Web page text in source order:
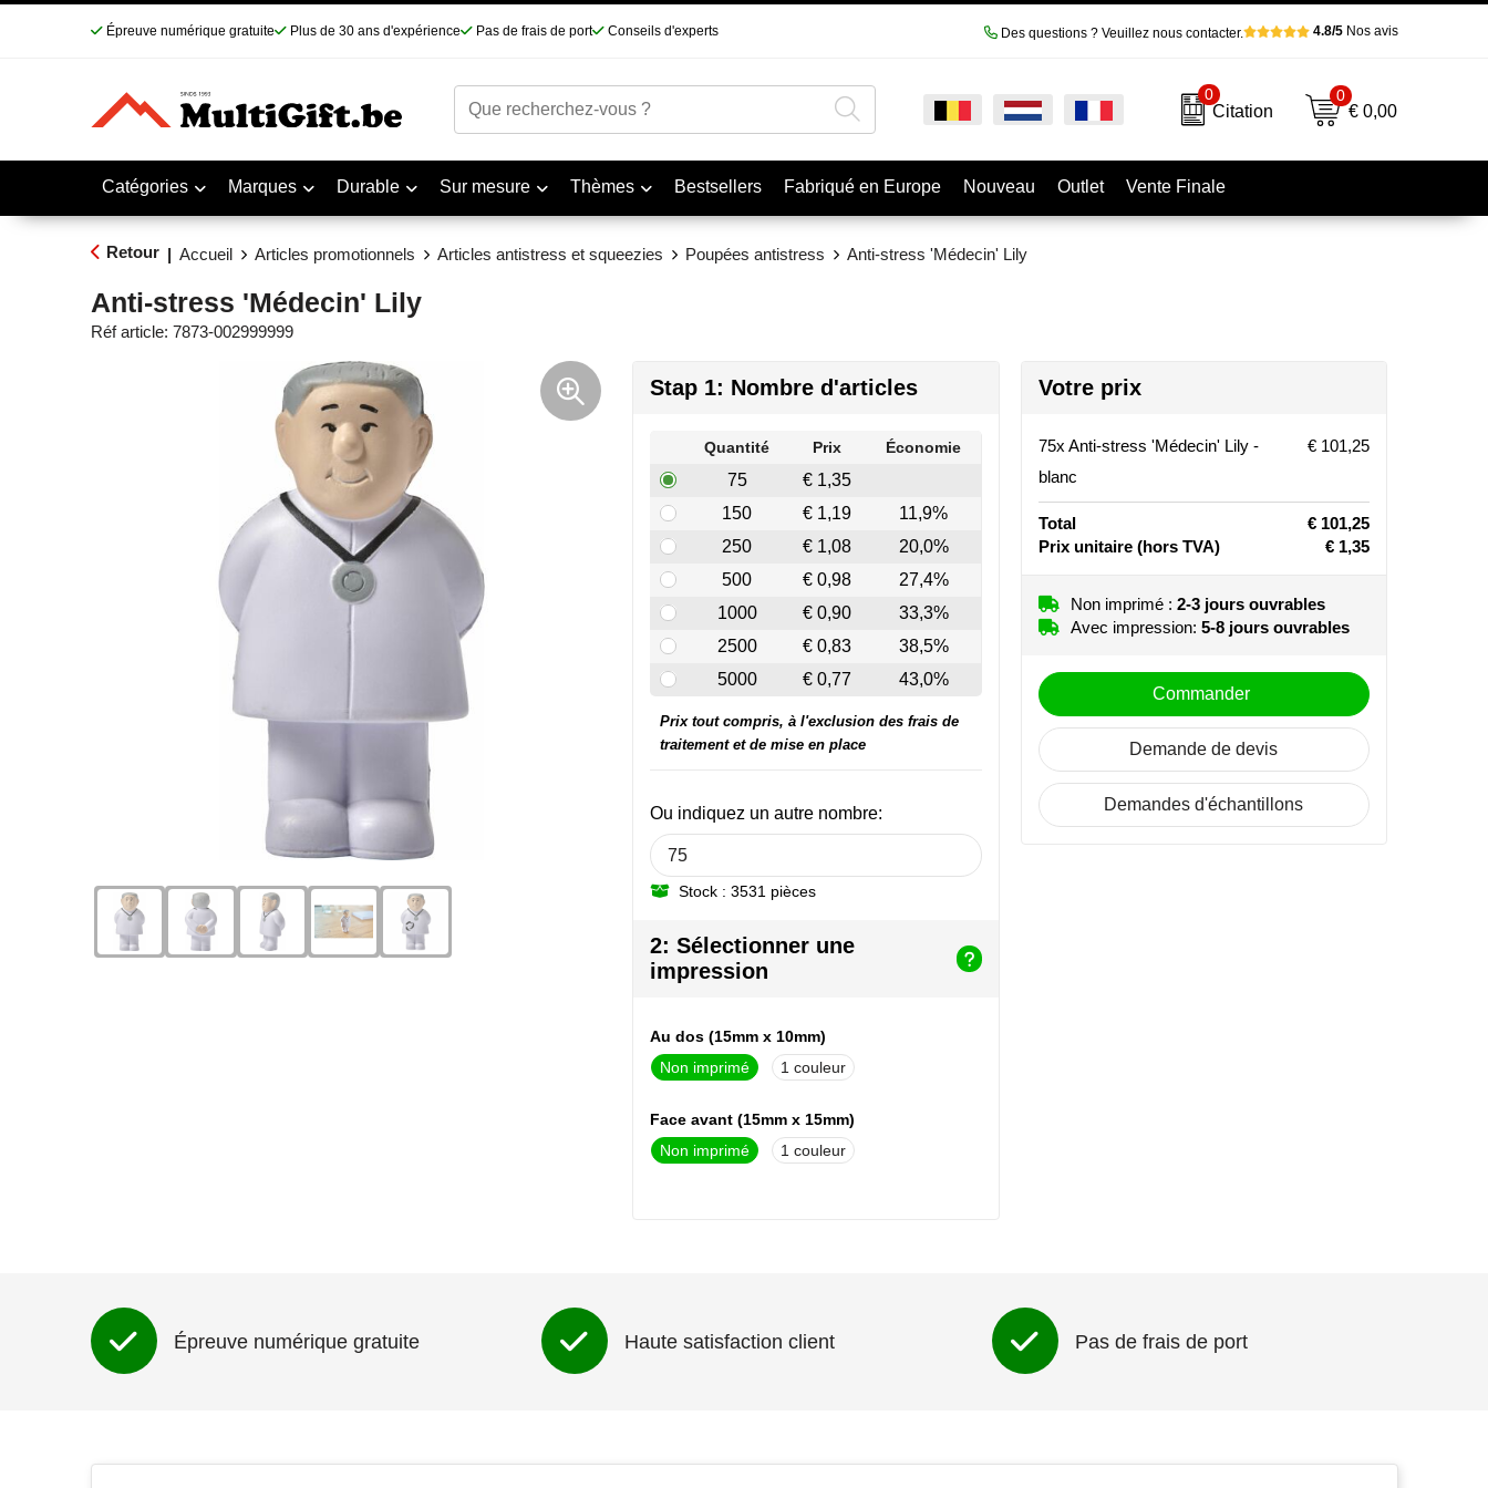
Épreuve numérique gratuite Plus de 30 ans d'expérience Pas de frais de port Conseils d'experts Des questions ? Veuillez nous contacter. 4.8/5Nos avis
0
Citation
0
€ 0,00
Catégories Marques Durable Sur mesure Thèmes Bestsellers Fabriqué en Europe Nouveau Outlet Vente Finale
Retour | Accueil Articles promotionnels Articles antistress et squeezies Poupées antistress Anti-stress 'Médecin' Lily
Anti-stress 'Médecin' Lily
Réf article: 7873-002999999
Stap 1: Nombre d'articles
Quantité Prix Économie
75
€ 1,35
150
€ 1,19
11,9%
250
€ 1,08
20,0%
500
€ 0,98
27,4%
1000
€ 0,90
33,3%
2500
€ 0,83
38,5%
5000
€ 0,77 43,0%
Ou indiquez un autre nombre:
Stock : 3531 pièces
Prix tout compris, à l'exclusion des frais de
traitement et de mise en place
2: Sélectionner une
impression
Au dos (15mm x 10mm)
Non imprimé
1
Face avant (15mm x 15mm)
Non imprimé
1
Votre prix
75x Anti-stress 'Médecin' Lily -
blanc
€ 101,25
Total
€ 101,25
Prix unitaire(hors TVA) € 1,35
Non imprimé : 2-3 jours ouvrables
Avec impression: 5-8 jours ouvrables
Commander
Demande de devis
Demandes d'échantillons
Épreuve numérique gratuite Haute satisfaction client Pas de frais de port